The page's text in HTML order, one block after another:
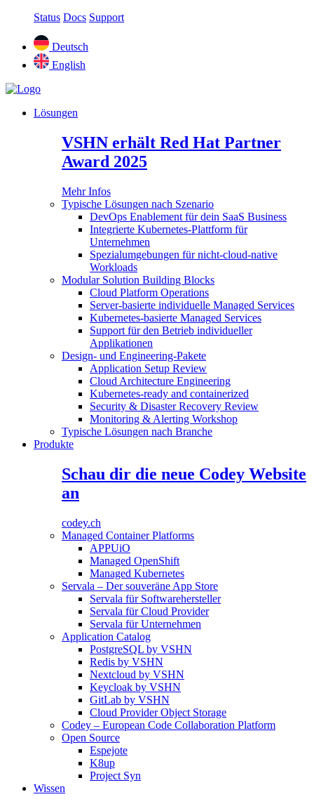
Status Docs Support
Deutsch
English
Lösungen
VSHN erhält Red Hat Partner
Award 2025
Mehr Infos
Typische Lösungen nach Szenario
DevOps Enablement für dein SaaS Business
Integrierte Kubernetes-Plattform für
Unternehmen
Spezialumgebungen für nicht-cloud-native
Workloads
Modular Solution Building Blocks
Cloud Platform Operations
Server-basierte individuelle Managed Services
Kubernetes-basierte Managed Services
Support für den Betrieb individueller
Applikationen
Design- und Engineering-Pakete
Application Setup Review
Cloud Architecture Engineering
Kubernetes-ready and containerized
Security & Disaster Recovery Review
Monitoring & Alerting Workshop
Typische Lösungen nach Branche
Produkte
Schau dir die neue Codey Website
an
codey.ch
Managed Container Platforms
APPUiO
Managed OpenShift
Managed Kubernetes
Servala – Der souveräne App Store
Servala für Softwarehersteller
Servala für Cloud Provider
Servala für Unternehmen
Application Catalog
PostgreSQL by VSHN
Redis by VSHN
Nextcloud by VSHN
Keycloak by VSHN
GitLab by VSHN
Cloud Provider Object Storage
Codey – European Code Collaboration Platform
Open Source
Espejote
K8up
Project Syn
Wissen